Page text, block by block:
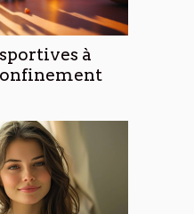
à